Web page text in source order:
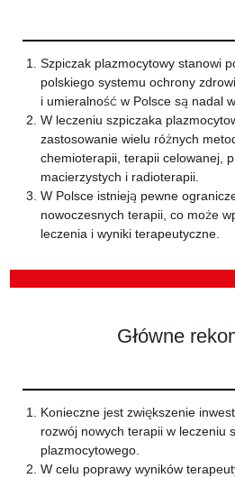
Szpiczak plazmocytowy stanowi
polskiego systemu ochrony
i umieralność w Polsce są nadal
W leczeniu szpiczaka
zastosowanie wielu różnych
chemioterapii, terapii celowanej,
macierzystych i radioterapii.
W Polsce istnieją pewne
nowoczesnych terapii, co może
leczenia i wyniki terapeutyczne.
Główne
Konieczne jest zwiększenie
rozwój nowych terapii w leczeniu
plazmocytowego.
W celu poprawy wyników